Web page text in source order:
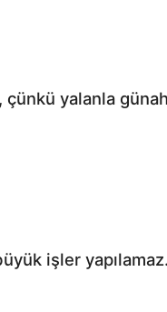
çünkü yalanla
işler